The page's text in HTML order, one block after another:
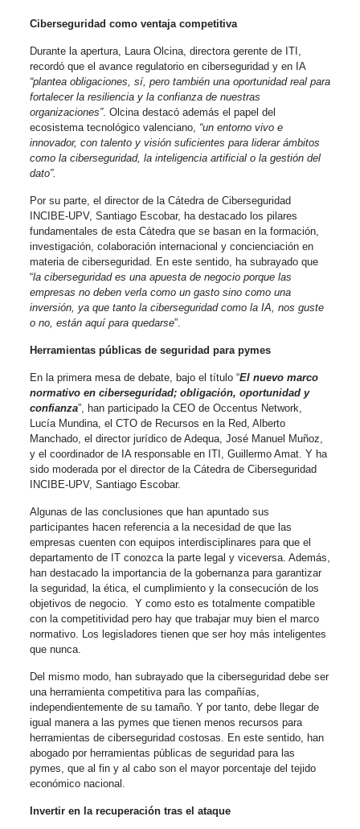
Ciberseguridad como ventaja competitiva
Durante la apertura, Laura Olcina, directora gerente de ITI,
recordó que el avance regulatorio en ciberseguridad y en IA
“plantea obligaciones, sí, pero también una oportunidad real para
fortalecer la resiliencia y la confianza de nuestras
organizaciones”. Olcina destacó además el papel del
ecosistema tecnológico valenciano, “un entorno vivo e
innovador, con talento y visión suficientes para liderar ámbitos
como la ciberseguridad, la inteligencia artificial o la gestión del
dato”.
Por su parte, el director de la Cátedra de Ciberseguridad
INCIBE-UPV, Santiago Escobar, ha destacado los pilares
fundamentales de esta Cátedra que se basan en la formación,
investigación, colaboración internacional y concienciación en
materia de ciberseguridad. En este sentido, ha subrayado que
“la ciberseguridad es una apuesta de negocio porque las
empresas no deben verla como un gasto sino como una
inversión, ya que tanto la ciberseguridad como la IA, nos guste
o no, están aquí para quedarse”.
Herramientas públicas de seguridad para pymes
En la primera mesa de debate, bajo el título “El nuevo marco
normativo en ciberseguridad; obligación, oportunidad y
confianza”, han participado la CEO de Occentus Network,
Lucía Mundina, el CTO de Recursos en la Red, Alberto
Manchado, el director jurídico de Adequa, José Manuel Muñoz,
y el coordinador de IA responsable en ITI, Guillermo Amat. Y ha
sido moderada por el director de la Cátedra de Ciberseguridad
INCIBE-UPV, Santiago Escobar.
Algunas de las conclusiones que han apuntado sus
participantes hacen referencia a la necesidad de que las
empresas cuenten con equipos interdisciplinares para que el
departamento de IT conozca la parte legal y viceversa. Además,
han destacado la importancia de la gobernanza para garantizar
la seguridad, la ética, el cumplimiento y la consecución de los
objetivos de negocio. Y como esto es totalmente compatible
con la competitividad pero hay que trabajar muy bien el marco
normativo. Los legisladores tienen que ser hoy más inteligentes
que nunca.
Del mismo modo, han subrayado que la ciberseguridad debe ser
una herramienta competitiva para las compañías,
independientemente de su tamaño. Y por tanto, debe llegar de
igual manera a las pymes que tienen menos recursos para
herramientas de ciberseguridad costosas. En este sentido, han
abogado por herramientas públicas de seguridad para las
pymes, que al fin y al cabo son el mayor porcentaje del tejido
económico nacional.
Invertir en la recuperación tras el ataque